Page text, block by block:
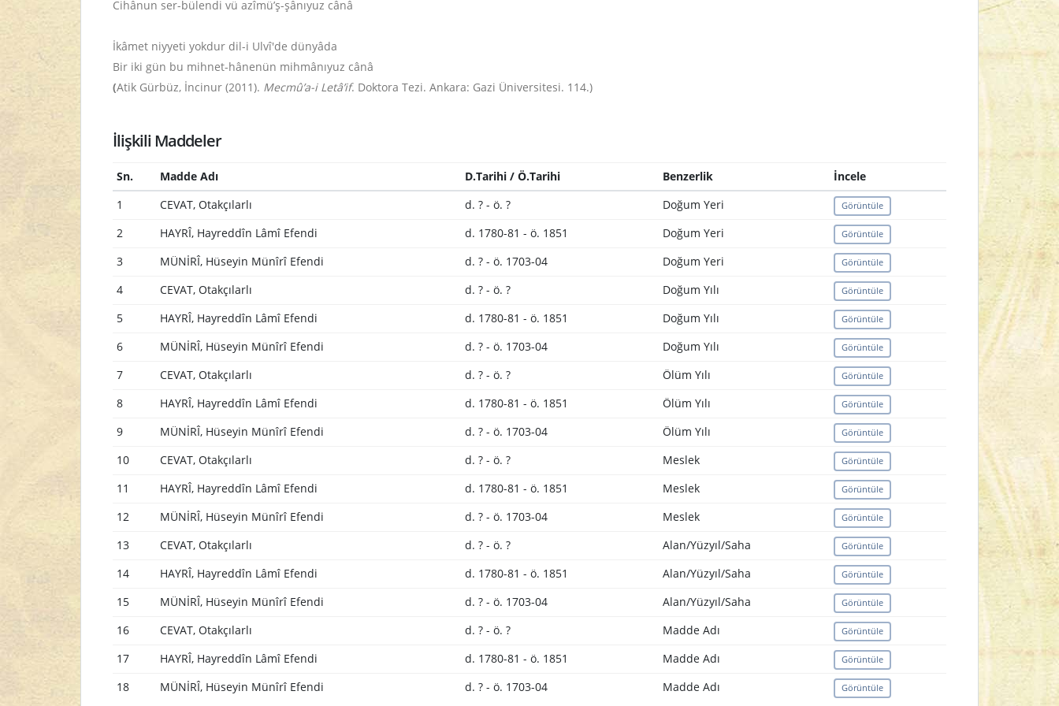
Cihânun ser-bülendi vü azîmü’ş-şânıyuz cânâ
İkâmet niyyeti yokdur dil-i Ulvî'de dünyâda
Bir iki gün bu mihnet-hânenün mihmânıyuz cânâ
(Atik Gürbüz, İncinur (2011). Mecmû’a-i Letâ’if. Doktora Tezi. Ankara: Gazi Üniversitesi. 114.)
İlişkili Maddeler
Sn. Madde Adı D.Tarihi / Ö.Tarihi Benzerlik
İncele
1
CEVAT, Otakçılarlı d. ? - ö. ? Doğum Yeri Görüntüle
2 HAYRÎ, Hayreddîn Lâmî Efendi d. 1780-81 - ö. 1851 Doğum Yeri Görüntüle
3 MÜNİRÎ, Hüseyin Münîrî Efendi d. ? - ö. 1703-04 Doğum Yeri Görüntüle
4 CEVAT, Otakçılarlı d. ? - ö. ? Doğum Yılı Görüntüle
5 HAYRÎ, Hayreddîn Lâmî Efendi d. 1780-81 - ö. 1851 Doğum Yılı Görüntüle
6 MÜNİRÎ, Hüseyin Münîrî Efendi d. ? - ö. 1703-04 Doğum Yılı Görüntüle
7 CEVAT, Otakçılarlı d. ? - ö. ? Ölüm Yılı Görüntüle
8 HAYRÎ, Hayreddîn Lâmî Efendi d. 1780-81 - ö. 1851 Ölüm Yılı Görüntüle
9 MÜNİRÎ, Hüseyin Münîrî Efendi d. ? - ö. 1703-04 Ölüm Yılı Görüntüle
10 CEVAT, Otakçılarlı d. ? - ö. ? Meslek Görüntüle
11 HAYRÎ, Hayreddîn Lâmî Efendi d. 1780-81 - ö. 1851 Meslek Görüntüle
12 MÜNİRÎ, Hüseyin Münîrî Efendi d. ? - ö. 1703-04 Meslek Görüntüle
13 CEVAT, Otakçılarlı d. ? - ö. ? Alan/Yüzyıl/Saha Görüntüle
14 HAYRÎ, Hayreddîn Lâmî Efendi d. 1780-81 - ö. 1851 Alan/Yüzyıl/Saha Görüntüle
15 MÜNİRÎ, Hüseyin Münîrî Efendi d. ? - ö. 1703-04 Alan/Yüzyıl/Saha Görüntüle
16 CEVAT, Otakçılarlı d. ? - ö. ? Madde Adı Görüntüle
17 HAYRÎ, Hayreddîn Lâmî Efendi d. 1780-81 - ö. 1851 Madde Adı Görüntüle
18 MÜNİRÎ, Hüseyin Münîrî Efendi d. ? - ö. 1703-04 Madde Adı Görüntüle